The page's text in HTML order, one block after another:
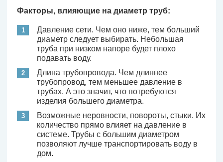
Факторы, влияющие на диаметр труб:
Давление сети. Чем оно ниже, тем больший
диаметр следует выбирать. Небольшая
труба при низком напоре будет плохо
подавать воду.
Длина трубопровода. Чем длиннее
трубопровод, тем меньшее давление в
трубах. А это значит, что потребуются
изделия большего диаметра.
Возможные неровности, повороты, стыки. Их
количество прямо влияет на давление в
системе. Трубы с большим диаметром
позволяют лучше транспортировать воду в
дом.